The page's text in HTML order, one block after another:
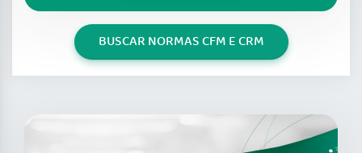
BUSCAR NORMAS CFM E CRM